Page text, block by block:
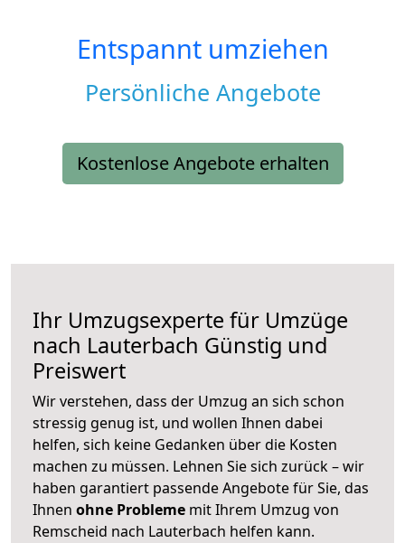
Entspannt umziehen
Persönliche Angebote
Kostenlose Angebote erhalten
Ihr Umzugsexperte für Umzüge
nach Lauterbach Günstig und
Preiswert
Wir verstehen, dass der Umzug an sich schon
stressig genug ist, und wollen Ihnen dabei
helfen, sich keine Gedanken über die Kosten
machen zu müssen. Lehnen Sie sich zurück – wir
haben garantiert passende Angebote für Sie, das
Ihnen ohne Probleme mit Ihrem Umzug von
Remscheid nach Lauterbach helfen kann.